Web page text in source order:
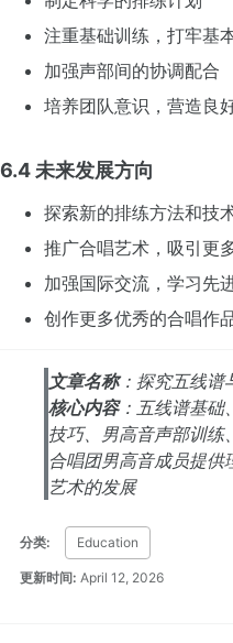
注重基础训练，打牢基
加强声部间的协调配合
培养团队意识，营造良
6.4 未来发展方向
探索新的排练方法和技
推广合唱艺术，吸引更
加强国际交流，学习先
创作更多优秀的合唱作
文章名称：探究五线谱
核心内容：五线谱基础
技巧、男高音声部训练
合唱团男高音成员提
艺术的发展
分类: Education
更新时间: April 12, 2026